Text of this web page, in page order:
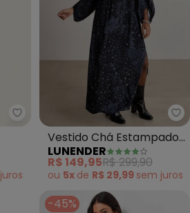
Endless - Vestido Chemise
juros
Vestido Chá Estampado
com Mangas 3/4 (Azul)
LUNENDER
R$ 149,95R$ 299,90
ou 5x de R$ 29,99 sem juros
-45%